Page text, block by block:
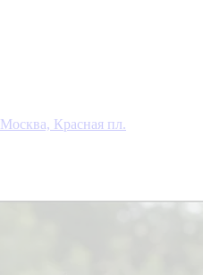
Москва, Красная пл.